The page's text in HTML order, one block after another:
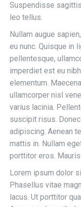
Suspendisse
leo tellus.
Nullam augue
eu nunc. Quisque in
pellentesque,
imperdiet est eu
elementum.
ullamcorper nisl
varius lacinia.
suscipit risus.
adipiscing. Aenean
mattis in. Nullam
porttitor eros.
Lorem ipsum dolor
Phasellus vitae
lacus. Ut porttitor